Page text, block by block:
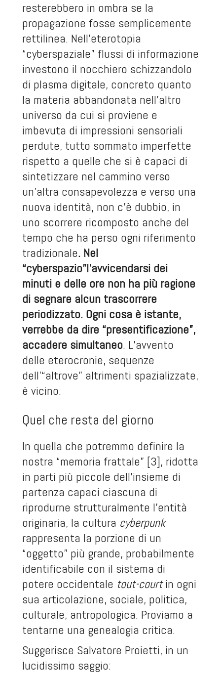
resterebbero in ombra se la
propagazione fosse semplicemente
rettilinea. Nell’eterotopia
“cyberspaziale” flussi di informazione
investono il nocchiero schizzandolo
di plasma digitale, concreto quanto
la materia abbandonata nell’altro
universo da cui si proviene e
imbevuta di impressioni sensoriali
perdute, tutto sommato imperfette
rispetto a quelle che si è capaci di
sintetizzare nel cammino verso
un’altra consapevolezza e verso una
nuova identità, non c’è dubbio, in
uno scorrere ricomposto anche del
tempo che ha perso ogni riferimento
tradizionale. Nel
“cyberspazio”l’avvicendarsi dei
minuti e delle ore non ha più ragione
di segnare alcun trascorrere
periodizzato. Ogni cosa è istante,
verrebbe da dire “presentificazione”,
accadere simultaneo. L’avvento
delle eterocronie, sequenze
dell’“altrove” altrimenti spazializzate,
è vicino.
Quel che resta del giorno
In quella che potremmo definire la
nostra “memoria frattale” [3], ridotta
in parti più piccole dell’insieme di
partenza capaci ciascuna di
riprodurne strutturalmente l’entità
originaria, la cultura cyberpunk
rappresenta la porzione di un
“oggetto” più grande, probabilmente
identificabile con il sistema di
potere occidentale tout-courtin ogni
sua articolazione, sociale, politica,
culturale, antropologica. Proviamo a
tentarne una genealogia critica.
Suggerisce Salvatore Proietti, in un
lucidissimo saggio: